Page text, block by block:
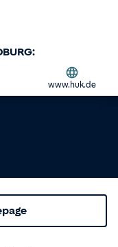
www.huk.de